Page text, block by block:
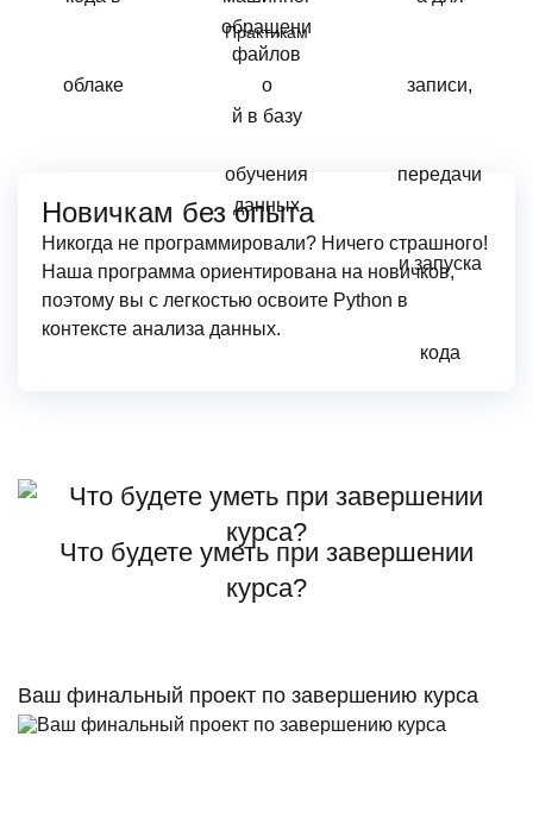
Практикам
Новичкам без опыта
Никогда не программировали? Ничего страшного!
Наша программа ориентирована на новичков,
поэтому вы с легкостью освоите Python в
контексте анализа данных.
Что будете уметь при завершении
курса?
Ваш финальный проект по завершению курса